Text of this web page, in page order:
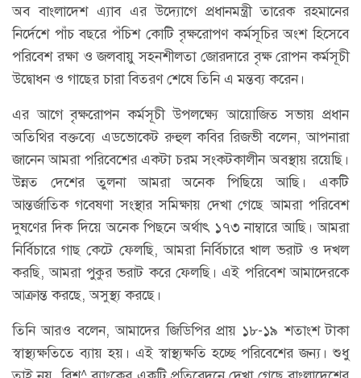
অব বাংলাদেশ এ্যাব এর উদ্যোগে প্রধানমন্ত্রী তারেক রহমানের
নির্দেশে পাঁচ বছরে পঁচিশ কোটি বৃক্ষরোপণ কর্মসূচির অংশ হিসেবে
পরিবেশ রক্ষা ও জলবায়ু সহনশীলতা জোরদারে বৃক্ষ রোপন কর্মসূচী
উদ্বোধন ও গাছের চারা বিতরণ শেষে তিনি এ মন্তব্য করেন।
এর আগে বৃক্ষরোপন কর্মসূচী উপলক্ষ্যে আয়োজিত সভায় প্রধান
অতিথির বক্তব্যে এডভোকেট রুহুল কবির রিজভী বলেন, আপনারা
জানেন আমরা পরিবেশের একটা চরম সংকটকালীন অবস্থায় রয়েছি।
উন্নত দেশের তুলনা আমরা অনেক পিছিয়ে আছি। একটি
আন্তর্জাতিক গবেষণা সংস্থার সমিক্ষায় দেখা গেছে আমরা পরিবেশ
দুষণের দিক দিয়ে অনেক পিছনে অর্থাৎ ১৭৩ নাম্বারে আছি। আমরা
নির্বিচারে গাছ কেটে ফেলছি, আমরা নির্বিচারে খাল ভরাট ও দখল
করছি, আমরা পুকুর ভরাট করে ফেলছি। এই পরিবেশ আমাদেরকে
আক্রান্ত করছে, অসুস্থ্য করছে।
তিনি আরও বলেন, আমাদের জিডিপির প্রায় ১৮-১৯ শতাংশ টাকা
স্বাস্থ্যক্ষতিতে ব্যায় হয়। এই স্বাস্থ্যক্ষতি হচ্ছে পরিবেশের জন্য। শুধু